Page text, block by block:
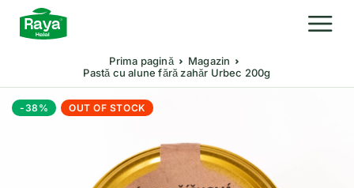
Prima pagină
Magazin
Pastă cu alune fără zahăr Urbec 200g
-38% OUT OF STOCK